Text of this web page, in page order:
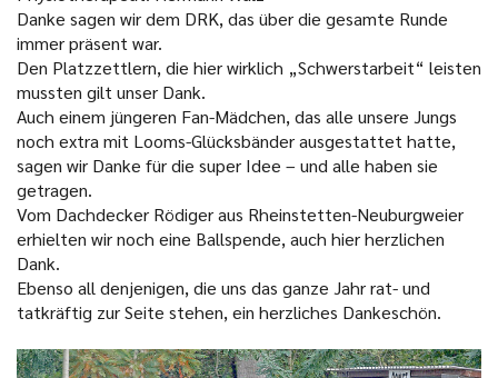
Danke sagen wir dem DRK, das über die gesamte Runde
immer präsent war.
Den Platzzettlern, die hier wirklich „Schwerstarbeit“ leisten
mussten gilt unser Dank.
Auch einem jüngeren Fan-Mädchen, das alle unsere Jungs
noch extra mit Looms-Glücksbänder ausgestattet hatte,
sagen wir Danke für die super Idee – und alle haben sie
getragen.
Vom Dachdecker Rödiger aus Rheinstetten-Neuburgweier
erhielten wir noch eine Ballspende, auch hier herzlichen
Dank.
Ebenso all denjenigen, die uns das ganze Jahr rat- und
tatkräftig zur Seite stehen, ein herzliches Dankeschön.